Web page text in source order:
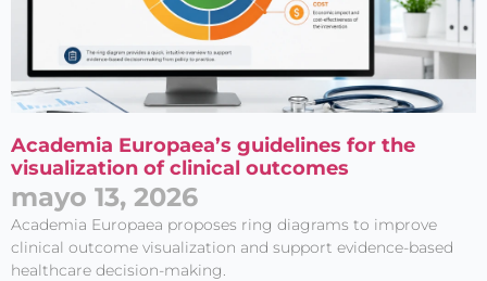
Academia Europaea’s guidelines for the
visualization of clinical outcomes
mayo 13, 2026
Academia Europaea proposes ring diagrams to improve
clinical outcome visualization and support evidence-based
healthcare decision-making.